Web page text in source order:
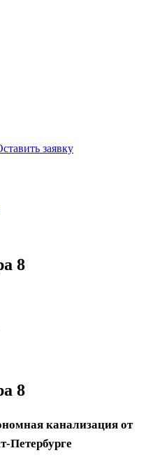
заявку
8
8
канализация от
Петербурге